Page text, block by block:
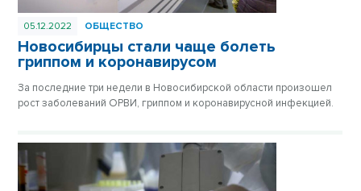
05.12.2022 ОБЩЕСТВО
Новосибирцы стали чаще болеть
гриппом и коронавирусом
За последние три недели в Новосибирской области произошел
рост заболеваний ОРВИ, гриппом и коронавирусной инфекцией.